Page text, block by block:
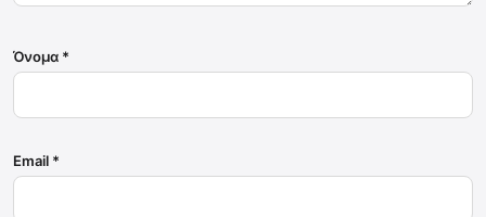
Όνομα *
Email *